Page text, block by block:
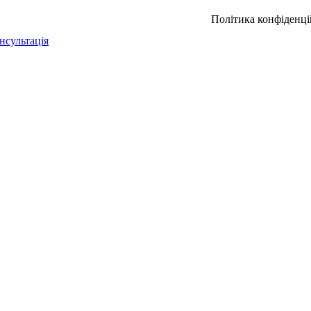
Політика